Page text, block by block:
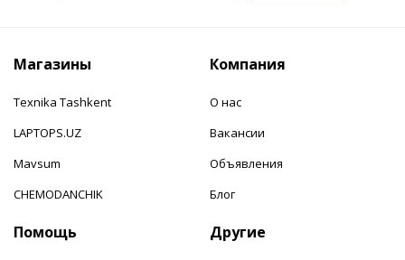
Магазины
Texnika Tashkent
LAPTOPS.UZ
Mavsum
CHEMODANCHIK
Компания
О нас
Вакансии
Объявления
Блог
Помощь Другие